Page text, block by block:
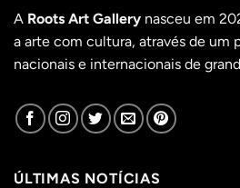
A Roots Art Gallery nasceu em
a arte com cultura, através de um
nacionais e internacionais de
ÚLTIMAS NOTÍCIAS